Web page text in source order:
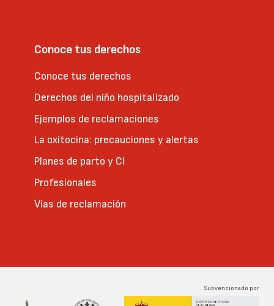
Conoce tus derechos
Conoce tus derechos
Derechos del niño hospitalizado
Ejemplos de reclamaciones
La oxitocina: precauciones y alertas
Planes de parto y CI
Profesionales
Vías de reclamación
Subvencionado por